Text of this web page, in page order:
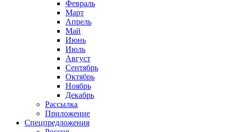
Февраль
Март
Апрель
Май
Июнь
Июль
Август
Сентябрь
Октябрь
Ноябрь
Декабрь
Рассылка
Приложение
Спецпредложения